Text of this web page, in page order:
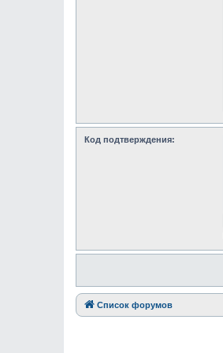
Код подтверждения:
Список форумов